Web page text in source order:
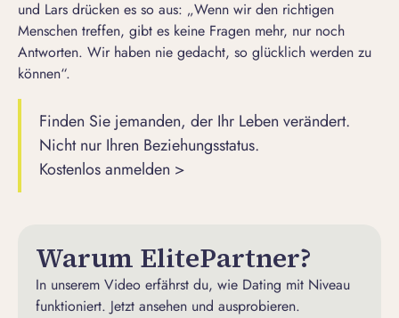
und Lars drücken es so aus: „Wenn wir den richtigen
Menschen treffen, gibt es keine Fragen mehr, nur noch
Antworten. Wir haben nie gedacht, so glücklich werden zu
können“.
Finden Sie jemanden, der Ihr Leben verändert.
Nicht nur Ihren Beziehungsstatus.
Kostenlos anmelden >
Warum ElitePartner?
In unserem Video erfährst du, wie Dating mit Niveau
funktioniert. Jetzt ansehen und ausprobieren.